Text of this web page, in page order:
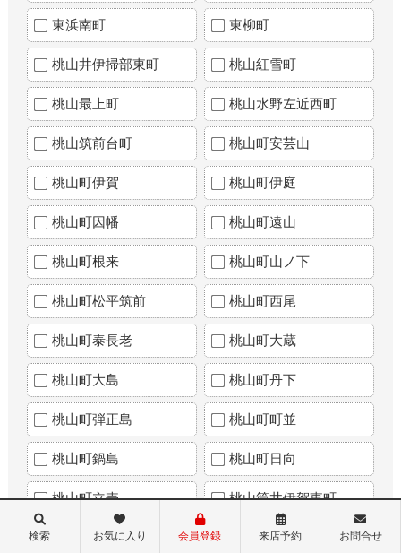
東浜南町 東柳町
桃山井伊掃部東町 桃山紅雪町
桃山最上町 桃山水野左近西町
桃山筑前台町 桃山町安芸山
桃山町伊賀 桃山町伊庭
桃山町因幡 桃山町遠山
桃山町根来 桃山町山ノ下
桃山町松平筑前 桃山町西尾
桃山町泰長老 桃山町大蔵
桃山町大島 桃山町丹下
桃山町弾正島 桃山町町並
桃山町鍋島 桃山町日向
桃山町立売 桃山筒井伊賀東町
桃山南大島町 桃山与五郎町
検索 お気に入り 会員登録 来店予約 お問合せ